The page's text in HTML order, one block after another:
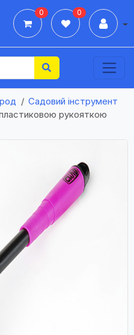
0 0
Садовий інструмент
пластиковою рукояткою